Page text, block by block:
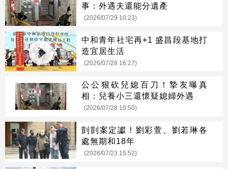
事：外遇夫還能分遺產
(2026/07/29 10:23)
中和青年社宅再+1 盛昌段基地打
造宜居生活
(2026/07/28 16:27)
公公狠砍兒媳百刀！摯友曝真
相：兒養小三還懷疑媳婦外遇
(2026/07/28 10:50)
剴剴案定讞！劉彩萱、劉若琳各
處無期和18年
(2026/07/23 15:52)